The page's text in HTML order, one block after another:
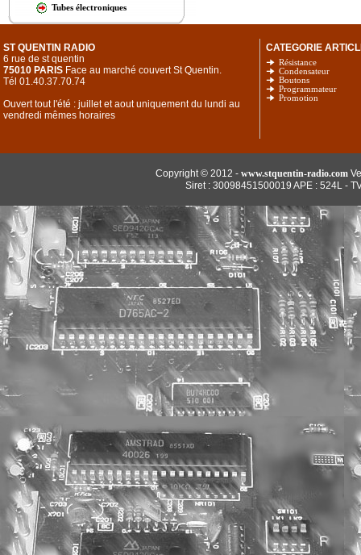
Tubes électroniques
ST QUENTIN RADIO
6 rue de st quentin
75010 PARIS Face au marché couvert St Quentin.
Tél 01.40.37.70.74
Ouvert tout l'été : juillet et aout uniquement du lundi au
vendredi mêmes horaires
CATEGORIE
Résistance
Condensateur
Boutons
Programmateur
Promotion
Copyright © 2012 - www.stquentin-radio.com
Siret : 30098451500019 APE : 524L -